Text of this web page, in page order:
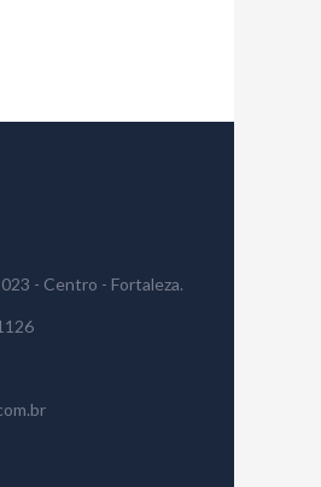
- Centro - Fortaleza.